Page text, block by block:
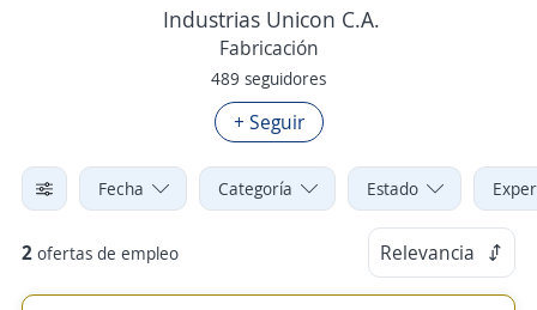
Industrias Unicon C.A.
Fabricación
489 seguidores
+ Seguir
Fecha Categoría Estado
2 ofertas de empleo Relevancia